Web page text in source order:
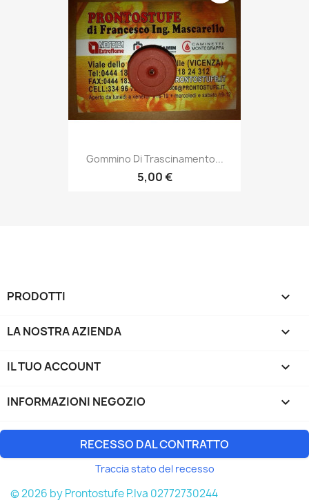
Gommino Di Trascinamento...
5,00 €
PRODOTTI 
LA NOSTRA AZIENDA 
IL TUO ACCOUNT 
INFORMAZIONI NEGOZIO keyboard_arrow_down
RECESSO DAL CONTRATTO
Traccia stato del recesso
© 2026 by Prontostufe P.Iva 02772730244